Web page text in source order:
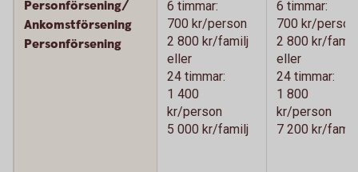
Personförsening/
Ankomstförsening
Personförsening
6 timmar:
700 kr/person
2 800 kr/familj
eller
24 timmar:
1 400
kr/person
5 000 kr/familj
6 timmar:
700 kr/person
2 800 kr/familj
eller
24 timmar:
1 800
kr/person
7 200 kr/familj